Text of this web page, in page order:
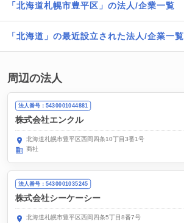
「北海道札幌市豊平区」の法人/企業一覧
「北海道」の最近設立された法人/企業一覧
周辺の法人
法人番号：5430001044881
株式会社エンクル
北海道札幌市豊平区西岡四条10丁目3番1号
商社
法人番号：5430001035245
株式会社シーケーシー
北海道札幌市豊平区西岡四条5丁目8番7号